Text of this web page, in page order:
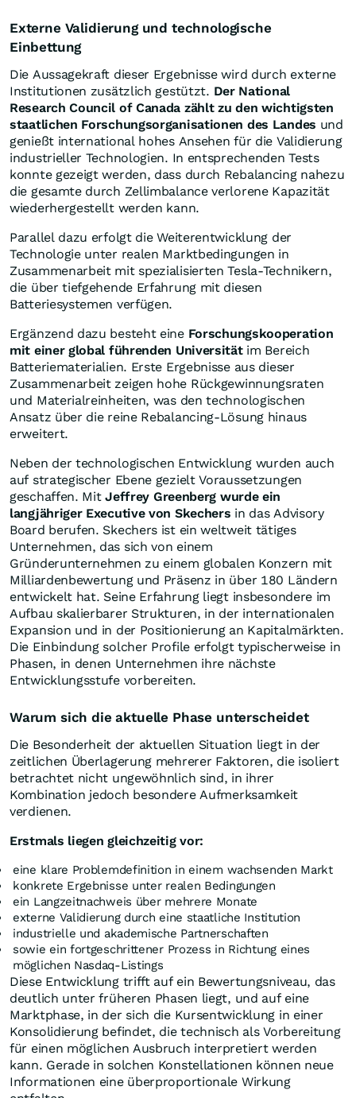
Externe Validierung und technologische
Einbettung
Die Aussagekraft dieser Ergebnisse wird durch externe
Institutionen zusätzlich gestützt. Der National
Research Council of Canada zählt zu den wichtigsten
staatlichen Forschungsorganisationen des Landes und
genießt international hohes Ansehen für die Validierung
industrieller Technologien. In entsprechenden Tests
konnte gezeigt werden, dass durch Rebalancing nahezu
die gesamte durch Zellimbalance verlorene Kapazität
wiederhergestellt werden kann.
Parallel dazu erfolgt die Weiterentwicklung der
Technologie unter realen Marktbedingungen in
Zusammenarbeit mit spezialisierten Tesla-Technikern,
die über tiefgehende Erfahrung mit diesen
Batteriesystemen verfügen.
Ergänzend dazu besteht eine Forschungskooperation
mit einer global führenden Universitätim Bereich
Batteriematerialien. Erste Ergebnisse aus dieser
Zusammenarbeit zeigen hohe Rückgewinnungsraten
und Materialreinheiten, was den technologischen
Ansatz über die reine Rebalancing-Lösung hinaus
erweitert.
Neben der technologischen Entwicklung wurden auch
auf strategischer Ebene gezielt Voraussetzungen
geschaffen. MitJeffrey Greenberg wurde ein
langjähriger Executive von Skechers in das Advisory
Board berufen. Skechers ist ein weltweit tätiges
Unternehmen, das sich von einem
Gründerunternehmen zu einem globalen Konzern mit
Milliardenbewertung und Präsenz in über 180 Ländern
entwickelt hat. Seine Erfahrung liegt insbesondere im
Aufbau skalierbarer Strukturen, in der internationalen
Expansion und in der Positionierung an Kapitalmärkten.
Die Einbindung solcher Profile erfolgt typischerweise in
Phasen, in denen Unternehmen ihre nächste
Entwicklungsstufe vorbereiten.
Warum sich die aktuelle Phase unterscheidet
Die Besonderheit der aktuellen Situation liegt in der
zeitlichen Überlagerung mehrerer Faktoren, die isoliert
betrachtet nicht ungewöhnlich sind, in ihrer
Kombination jedoch besondere Aufmerksamkeit
verdienen.
Erstmals liegen gleichzeitig vor:
eine klare Problemdefinition in einem wachsenden Markt
konkrete Ergebnisse unter realen Bedingungen
ein Langzeitnachweis über mehrere Monate
externe Validierung durch eine staatliche Institution
industrielle und akademische Partnerschaften
sowie ein fortgeschrittener Prozess in Richtung eines
möglichen Nasdaq-Listings
Diese Entwicklung trifft auf ein Bewertungsniveau, das
deutlich unter früheren Phasen liegt, und auf eine
Marktphase, in der sich die Kursentwicklung in einer
Konsolidierung befindet, die technisch als Vorbereitung
für einen möglichen Ausbruch interpretiert werden
kann. Gerade in solchen Konstellationen können neue
Informationen eine überproportionale Wirkung